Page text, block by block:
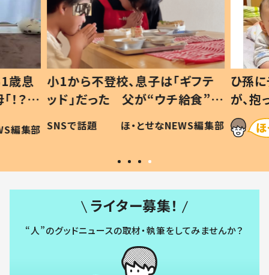
歳息
？」
編集部
小1から不登校、息子は「ギフテ
ッド」だった 父が“ウチ給食”を
作り続ける理由とは #令和の親
#令和の子
SNSで話題 ほ・とせなNEWS編集部
ひ孫
が、
「涙が
い」
ライター募集！
“人”のグッドニュースの取材・執筆をしてみませんか？